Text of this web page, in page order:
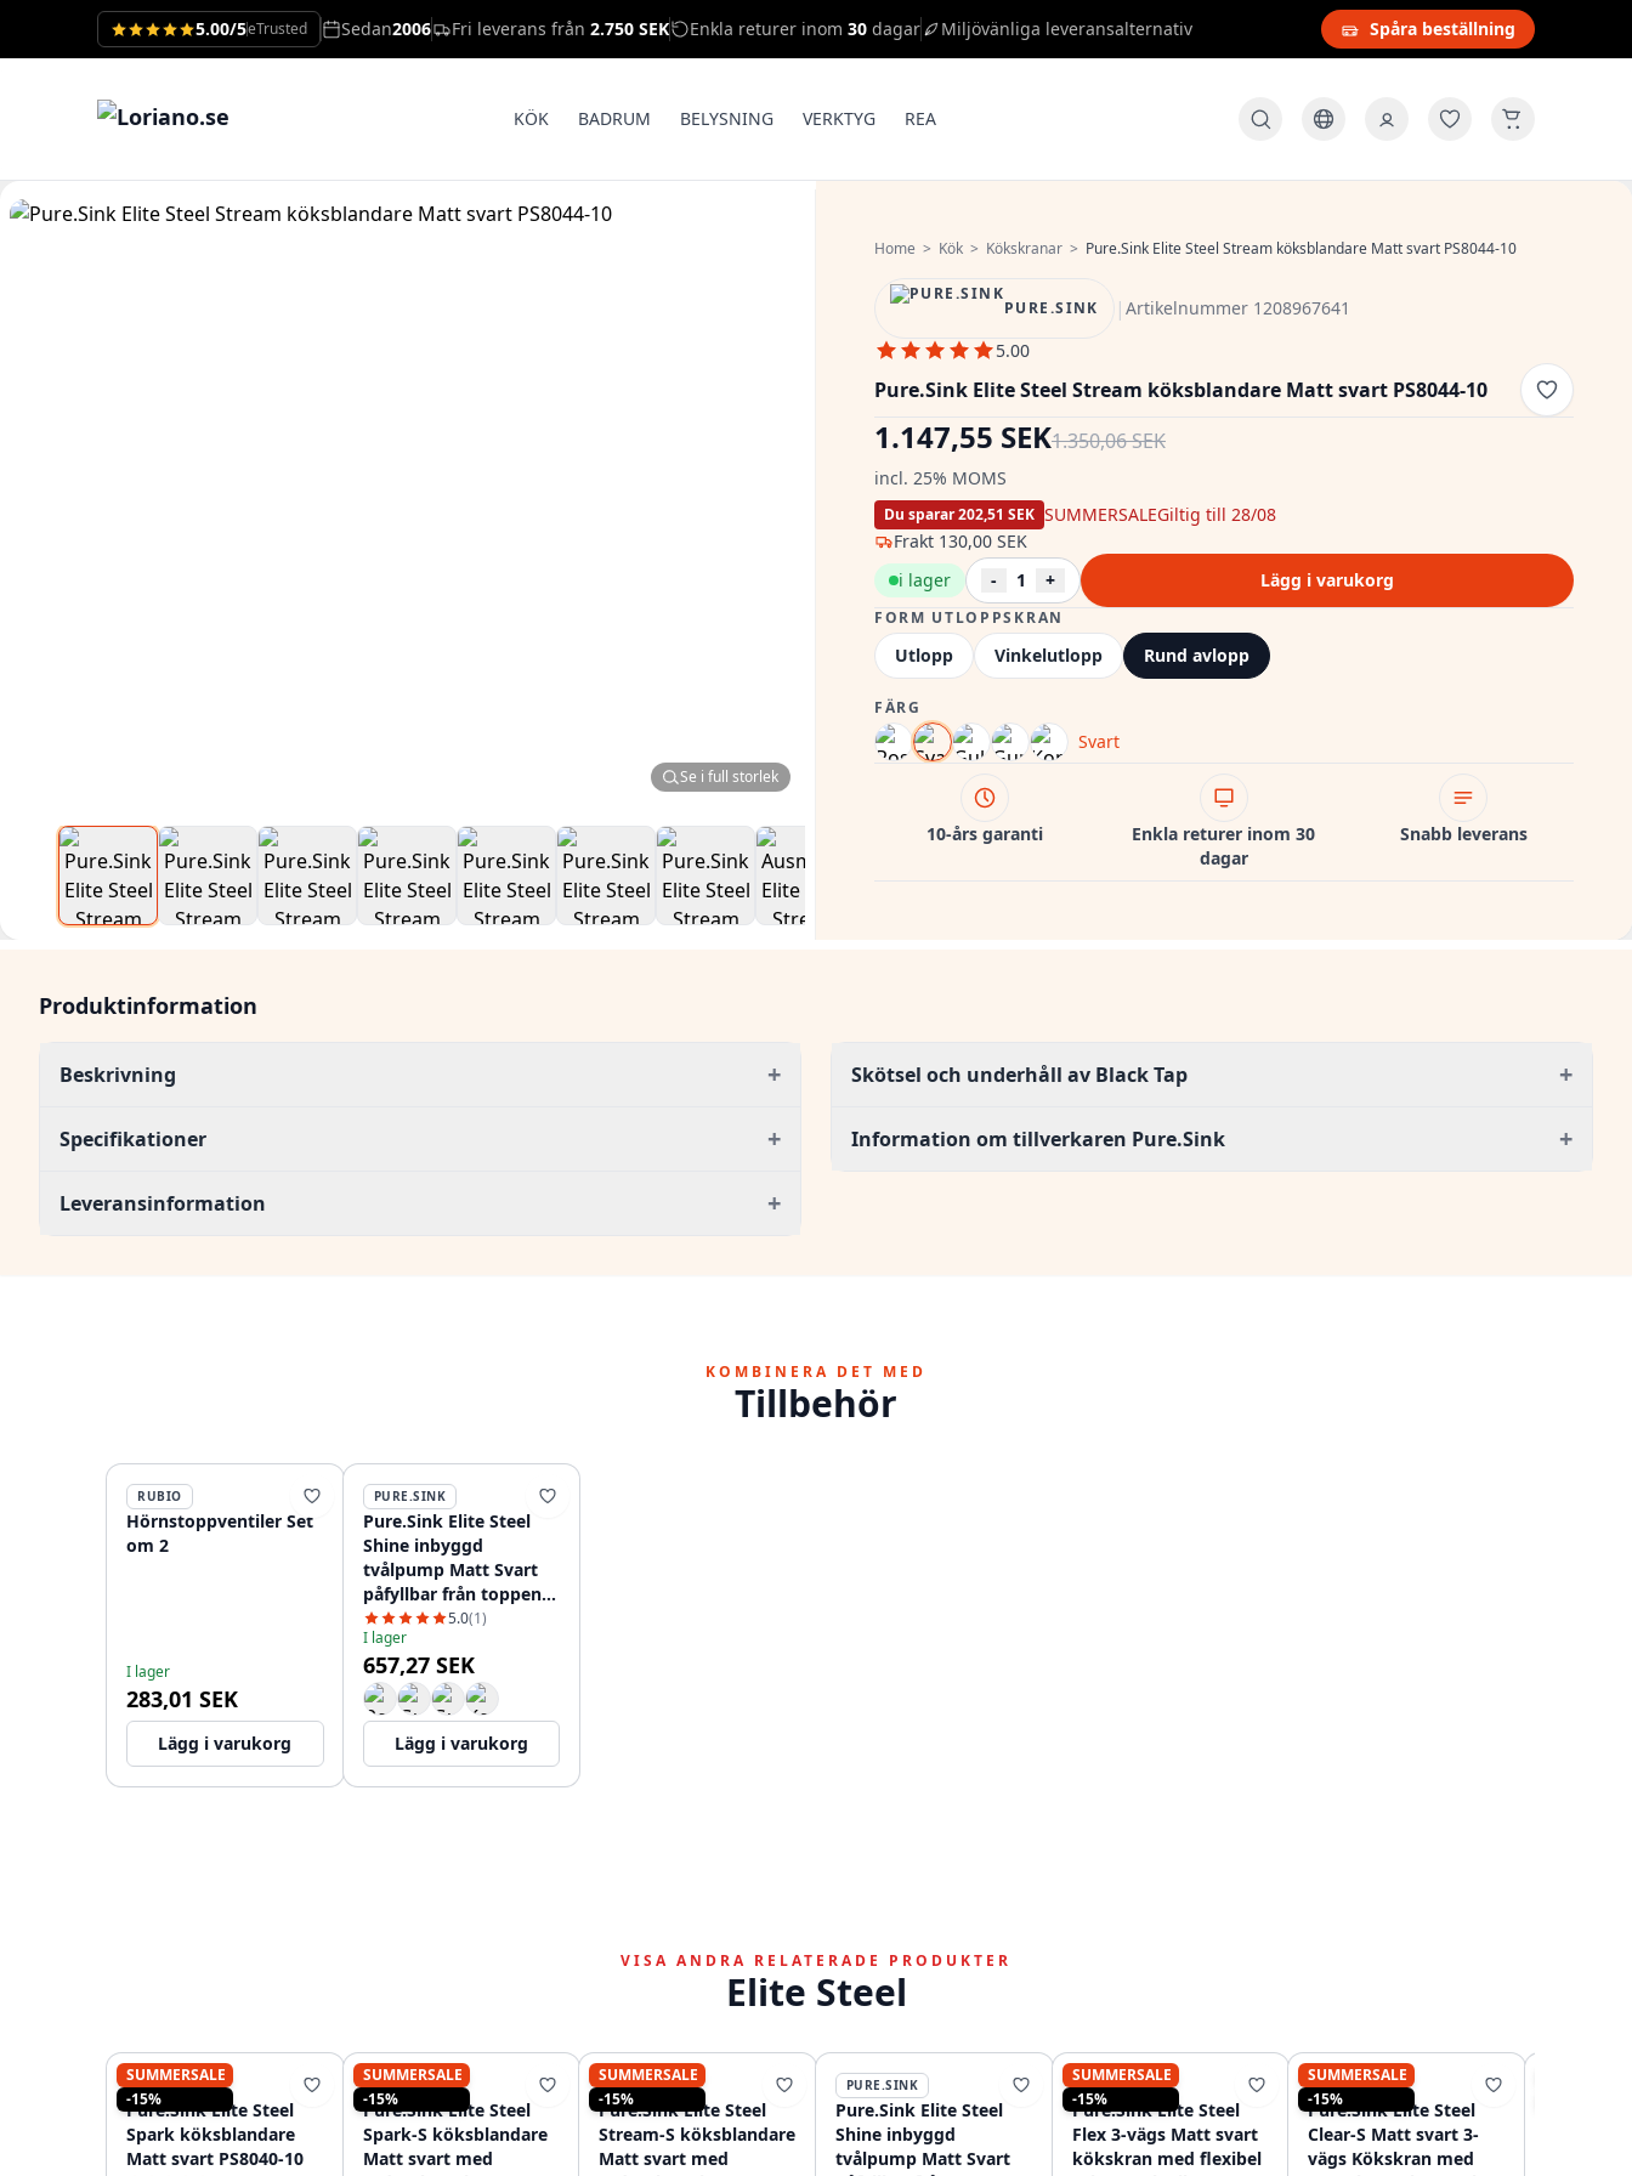
5.00/5eTrusted Sedan2006 Fri leverans från 2.750 SEK Enkla returer inom 30 dagar Miljövänliga leveransalternativ Spåra beställning
KÖK BADRUM BELYSNING VERKTYG REA
Se i full storlek
Home > Kök > Kökskranar > Pure.Sink Elite Steel Stream köksblandare Matt svart PS8044-10
PURE.SINK | Artikelnummer 1208967641
5.00
Pure.Sink Elite Steel Stream köksblandare Matt svart PS8044-10
1.147,55 SEK1.350,06 SEK
incl. 25% MOMS
Du sparar 202,51 SEK SUMMERSALEGiltig till 28/08
Frakt 130,00 SEK
i lager
- 1 + Lägg i varukorg
FORM UTLOPPSKRAN
Utlopp Vinkelutlopp Rund avlopp
FÄRG
Svart
10-års garanti
Enkla returer inom 30
dagar
Snabb leverans
Produktinformation
Beskrivning +
Specifikationer +
Leveransinformation +
Skötsel och underhåll av Black Tap +
Information om tillverkaren Pure.Sink +
KOMBINERA DET MED
Tillbehör
RUBIO
Hörnstoppventiler Set
om 2
I lager
283,01 SEK
Lägg i varukorg
PURE.SINK
Pure.Sink Elite Steel
Shine inbyggd
tvålpump Matt Svart
påfyllbar från toppen
PS9010-105.0(1)
I lager
657,27 SEK
Lägg i varukorg
VISA ANDRA RELATERADE PRODUKTER
Elite Steel
SUMMERSALE
-15%
PURE.SINK
Pure.Sink Elite Steel
Spark köksblandare
Matt svart PS8040-10
SUMMERSALE
-15%
PURE.SINK
Pure.Sink Elite Steel
Spark-S köksblandare
Matt svart med
SUMMERSALE
-15%
PURE.SINK
Pure.Sink Elite Steel
Stream-S köksblandare
Matt svart med
PURE.SINK
Pure.Sink Elite Steel
Shine inbyggd
tvålpump Matt Svart
SUMMERSALE
-15%
PURE.SINK
Pure.Sink Elite Steel
Flex 3-vägs Matt svart
kökskran med flexibel
SUMMERSALE
-15%
PURE.SINK
Pure.Sink Elite Steel
Clear-S Matt svart 3-
vägs Kökskran med